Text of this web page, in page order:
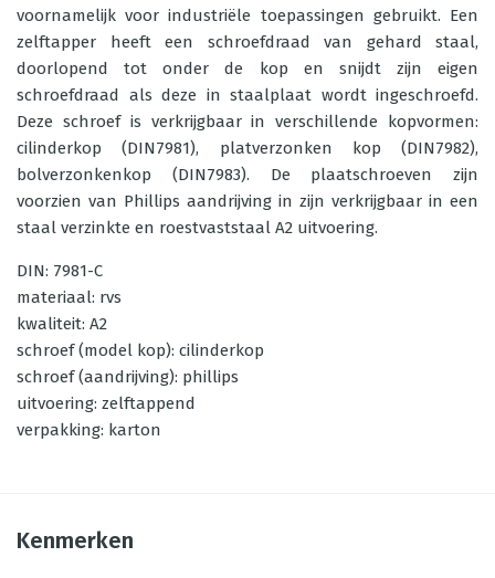
voornamelijk voor industriële toepassingen gebruikt. Een
zelftapper heeft een schroefdraad van gehard staal,
doorlopend tot onder de kop en snijdt zijn eigen
schroefdraad als deze in staalplaat wordt ingeschroefd.
Deze schroef is verkrijgbaar in verschillende kopvormen:
cilinderkop (DIN7981), platverzonken kop (DIN7982),
bolverzonkenkop (DIN7983). De plaatschroeven zijn
voorzien van Phillips aandrijving in zijn verkrijgbaar in een
staal verzinkte en roestvaststaal A2 uitvoering.
DIN: 7981-C
materiaal: rvs
kwaliteit: A2
schroef (model kop): cilinderkop
schroef (aandrijving): phillips
uitvoering: zelftappend
verpakking: karton
Kenmerken